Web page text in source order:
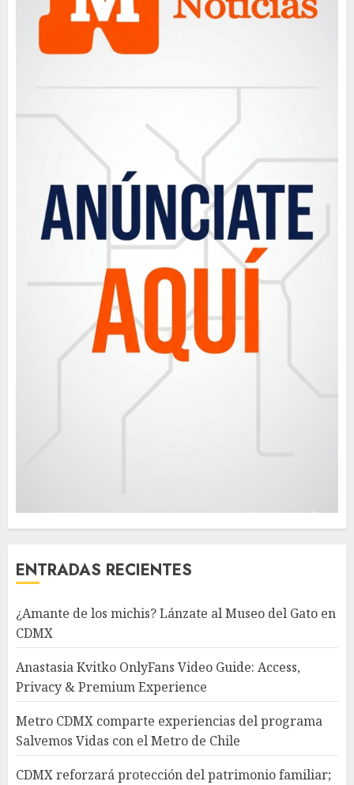
ENTRADAS RECIENTES
¿Amante de los michis? Lánzate al Museo del Gato en
CDMX
Anastasia Kvitko OnlyFans Video Guide: Access,
Privacy & Premium Experience
Metro CDMX comparte experiencias del programa
Salvemos Vidas con el Metro de Chile
CDMX reforzará protección del patrimonio familiar;